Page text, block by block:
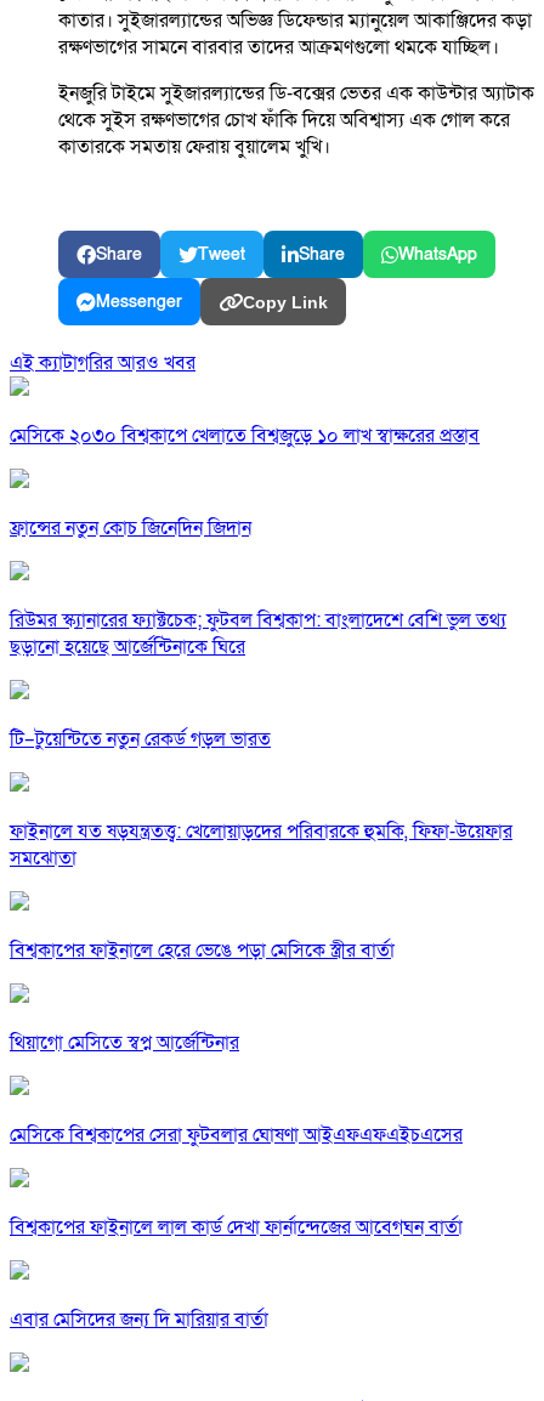
কাতার। সুইজারল্যান্ডের অভিজ্ঞ ডিফেন্ডার ম্যানুয়েল আকাঞ্জিদের কড়া
রক্ষণভাগের সামনে বারবার তাদের আক্রমণগুলো থমকে যাচ্ছিল।
ইনজুরি টাইমে সুইজারল্যান্ডের ডি-বক্সের ভেতর এক কাউন্টার অ্যাটাক
থেকে সুইস রক্ষণভাগের চোখ ফাঁকি দিয়ে অবিশ্বাস্য এক গোল করে
কাতারকে সমতায় ফেরায় বুয়ালেম খুখি।
Share Tweet Share WhatsApp
Messenger Copy Link
এই ক্যাটাগরির আরও খবর
মেসিকে ২০৩০ বিশ্বকাপে খেলাতে বিশ্বজুড়ে ১০ লাখ স্বাক্ষরের প্রস্তাব
ফ্রান্সের নতুন কোচ জিনেদিন জিদান
রিউমর স্ক্যানারের ফ্যাক্টচেক; ফুটবল বিশ্বকাপ: বাংলাদেশে বেশি ভুল তথ্য
ছড়ানো হয়েছে আর্জেন্টিনাকে ঘিরে
টি–টুয়েন্টিতে নতুন রেকর্ড গড়ল ভারত
ফাইনালে যত ষড়যন্ত্রতত্ত্ব: খেলোয়াড়দের পরিবারকে হুমকি, ফিফা-উয়েফার
সমঝোতা
বিশ্বকাপের ফাইনালে হেরে ভেঙে পড়া মেসিকে স্ত্রীর বার্তা
থিয়াগো মেসিতে স্বপ্ন আর্জেন্টিনার
মেসিকে বিশ্বকাপের সেরা ফুটবলার ঘোষণা আইএফএফএইচএসের
বিশ্বকাপের ফাইনালে লাল কার্ড দেখা ফার্নান্দেজের আবেগঘন বার্তা
এবার মেসিদের জন্য দি মারিয়ার বার্তা